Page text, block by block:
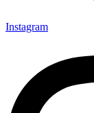
Instagram